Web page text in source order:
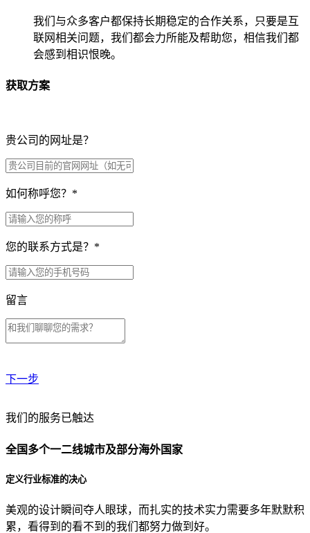
我们与众多客户都保持长期稳定的合作关系，只要是互
联网相关问题，我们都会力所能及帮助您，相信我们都
会感到相识恨晚。
获取方案
贵公司的网址是？
如何称呼您？ *
您的联系方式是？ *
留言
下一步
贵公司预算范围是？
贵公司的团队规模是？
目前主要的营销渠道是？
我们的服务已触达
全国多个一二线城市及部分海外国家
定义行业标准的决心
美观的设计瞬间夺人眼球，而扎实的技术实力需要多年默默积
累，看得到的看不到的我们都努力做到好。